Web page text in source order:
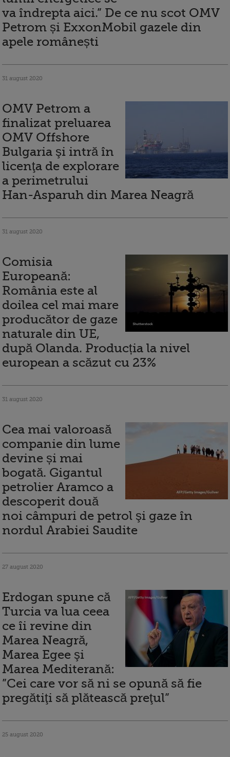
va îndrepta aici.” De ce nu scot OMV
Petrom și ExxonMobil gazele din
apele românești
31 august 2020
OMV Petrom a
finalizat preluarea
OMV Offshore
Bulgaria şi intră în
licenţa de explorare
a perimetrului
Han-Asparuh din Marea Neagră
31 august 2020
Comisia
Europeană:
România este al
doilea cel mai mare
producător de gaze
naturale din UE,
după Olanda. Producția la nivel
european a scăzut cu 23%
31 august 2020
Cea mai valoroasă
companie din lume
devine și mai
bogată. Gigantul
petrolier Aramco a
descoperit două
noi câmpuri de petrol şi gaze în
nordul Arabiei Saudite
27 august 2020
Erdogan spune că
Turcia va lua ceea
ce îi revine din
Marea Neagră,
Marea Egee şi
Marea Mediterană:
”Cei care vor să ni se opună să fie
pregătiţi să plătească preţul”
25 august 2020